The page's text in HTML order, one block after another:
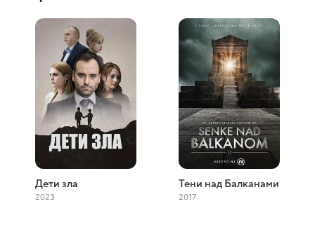
Дети зла
2023
Тени над Балканами
2017